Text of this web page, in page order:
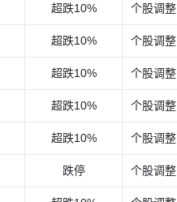
超跌10% 个股调整
超跌10% 个股调整
超跌10% 个股调整
超跌10% 个股调整
超跌10% 个股调整
跌停 个股调整